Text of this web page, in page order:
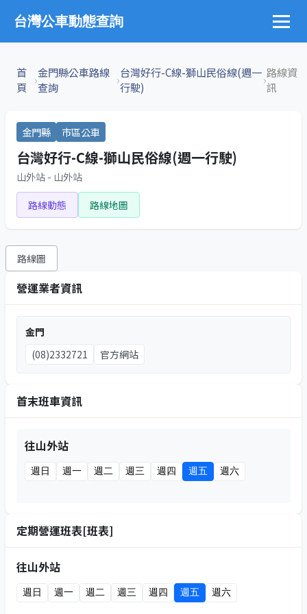
台灣公車動態查詢
首
頁 ›金門縣公車路線
查詢
›台灣好行-C線-獅山民俗線(週一
行駛)
›路線資
訊
金門縣 市區公車
台灣好行-C線-獅山民俗線(週一行駛)
山外站 - 山外站
路線動態 路線地圖
路線圖
營運業者資訊
金門
(08)2332721
官方網站
首末班車資訊
往山外站
週日 週一 週二 週三 週四 週五 週六
定期營運班表[班表]
往山外站
週日 週一 週二 週三 週四 週五 週六